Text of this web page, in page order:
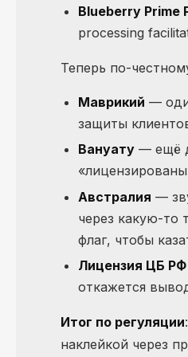
Blueberry Prime
processing
Теперь по-
Маврикий —
защиты
Вануату — ещё
Австралия —
через какую-то
флаг, чтобы
Лицензия ЦБ РФ
откажется
Итог по регуляции
наклейкой через